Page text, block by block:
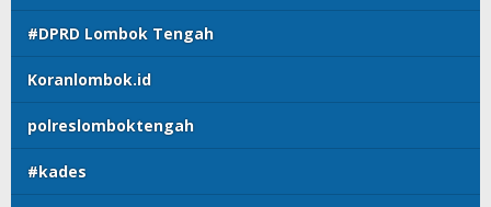
#DPRD Lombok Tengah
Koranlombok.id
polreslomboktengah
#kades